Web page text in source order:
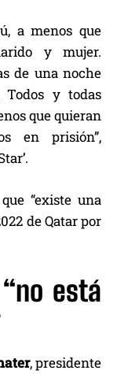
a menos que
y mujer.
de una noche
y todas
que quieran
en prisión”,
“existe una
de Qatar por
está
, presidente